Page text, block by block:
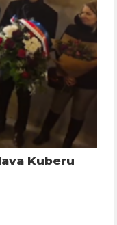
Kuberu